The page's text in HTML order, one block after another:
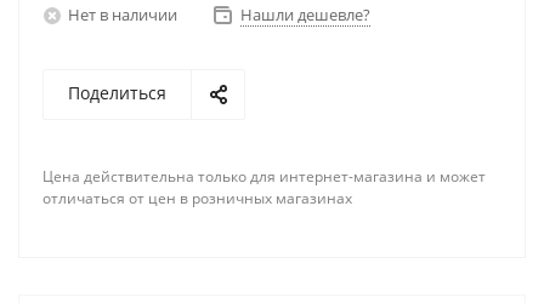
Нет в наличии Нашли дешевле?
Поделиться
Цена действительна только для интернет-магазина и может
отличаться от цен в розничных магазинах